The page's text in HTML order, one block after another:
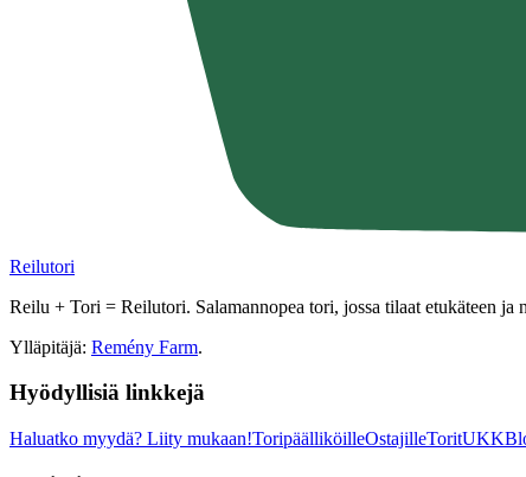
Reilutori
Reilu + Tori = Reilutori. Salamannopea tori, jossa tilaat etukäteen ja
Ylläpitäjä: Remény Farm.
Hyödyllisiä linkkejä
Haluatko myydä? Liity mukaan!ToripäälliköilleOstajilleToritUKK